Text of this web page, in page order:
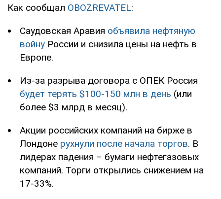
Как сообщал OBOZREVATEL:
Саудовская Аравия объявила нефтяную
войну России и снизила цены на нефть в
Европе.
Из-за разрыва договора с ОПЕК Россия
будет терять $100-150 млн в день (или
более $3 млрд в месяц).
Акции российских компаний на бирже в
Лондоне рухнули после начала торгов. В
лидерах падения – бумаги нефтегазовых
компаний. Торги открылись снижением на
17-33%.